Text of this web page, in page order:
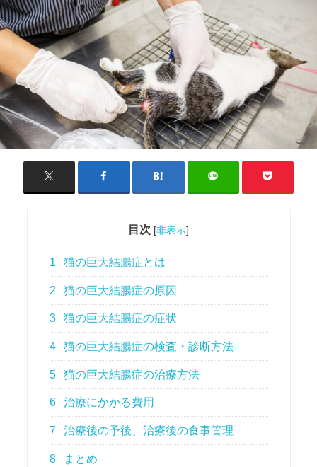
目次 [非表示]
1 猫の巨大結腸症とは
2 猫の巨大結腸症の原因
3 猫の巨大結腸症の症状
4 猫の巨大結腸症の検査・診断方法
5 猫の巨大結腸症の治療方法
6 治療にかかる費用
7 治療後の予後、治療後の食事管理
8 まとめ